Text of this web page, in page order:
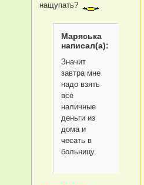
нащупать?
Маряська
написал(а):
Значит
завтра мне
надо взять
все
наличные
деньги из
дома и
чесать в
больницу.